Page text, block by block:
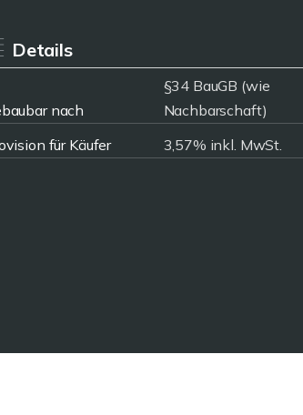
Details
nach
§34 BauGB (wie
Nachbarschaft)
für Käufer
3,57% inkl. MwSt.